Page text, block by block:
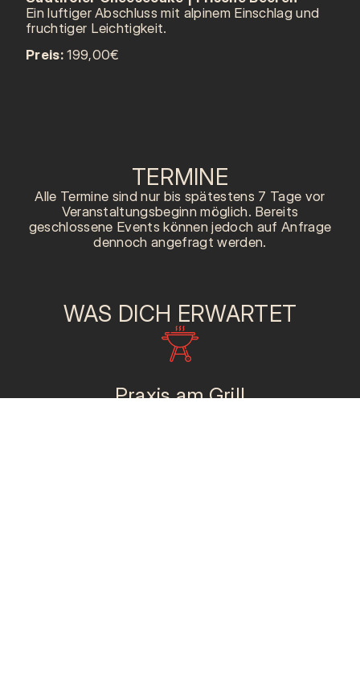
Ein luftiger Abschluss mit alpinem Einschlag und
fruchtiger Leichtigkeit.
Preis:199,00€
TERMINE
Alle Termine sind nur bis spätestens 7 Tage vor
Veranstaltungsbeginn möglich. Bereits
geschlossene Events können jedoch auf Anfrage
dennoch angefragt werden.
WAS DICH ERWARTET
Praxis am Grill